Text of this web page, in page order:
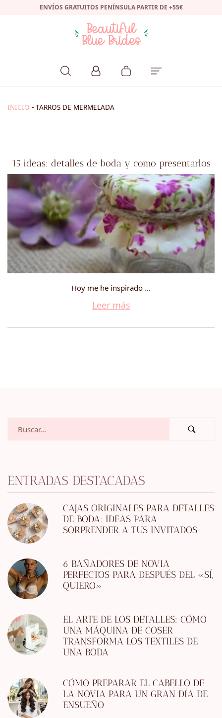
ENVÍOS GRATUITOS PENÍNSULA PARTIR DE +55€
INICIO - TARROS DE MERMELADA
15 ideas: detalles de boda y como presentarlos
Hoy me he inspirado ...
Leer más
ENTRADAS DESTACADAS
CAJAS ORIGINALES PARA DETALLES
DE BODA: IDEAS PARA
SORPRENDER A TUS INVITADOS
6 BAÑADORES DE NOVIA
PERFECTOS PARA DESPUÉS DEL «SÍ,
QUIERO»
EL ARTE DE LOS DETALLES: CÓMO
UNA MÁQUINA DE COSER
TRANSFORMA LOS TEXTILES DE
UNA BODA
CÓMO PREPARAR EL CABELLO DE
LA NOVIA PARA UN GRAN DÍA DE
ENSUEÑO